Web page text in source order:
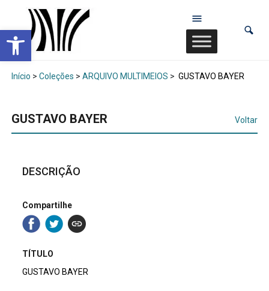
Abrir a barra de ferramentas
Início > Coleções > ARQUIVO MULTIMEIOS > GUSTAVO BAYER
GUSTAVO BAYER Voltar
DESCRIÇÃO
Compartilhe
TÍTULO
GUSTAVO BAYER